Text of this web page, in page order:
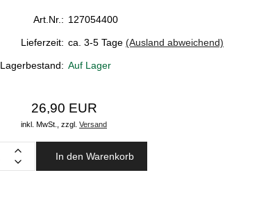
Art.Nr.: 127054400
Lieferzeit: ca. 3-5 Tage (Ausland abweichend)
Lagerbestand: Auf Lager
26,90 EUR
inkl. MwSt., zzgl. Versand
In den Warenkorb